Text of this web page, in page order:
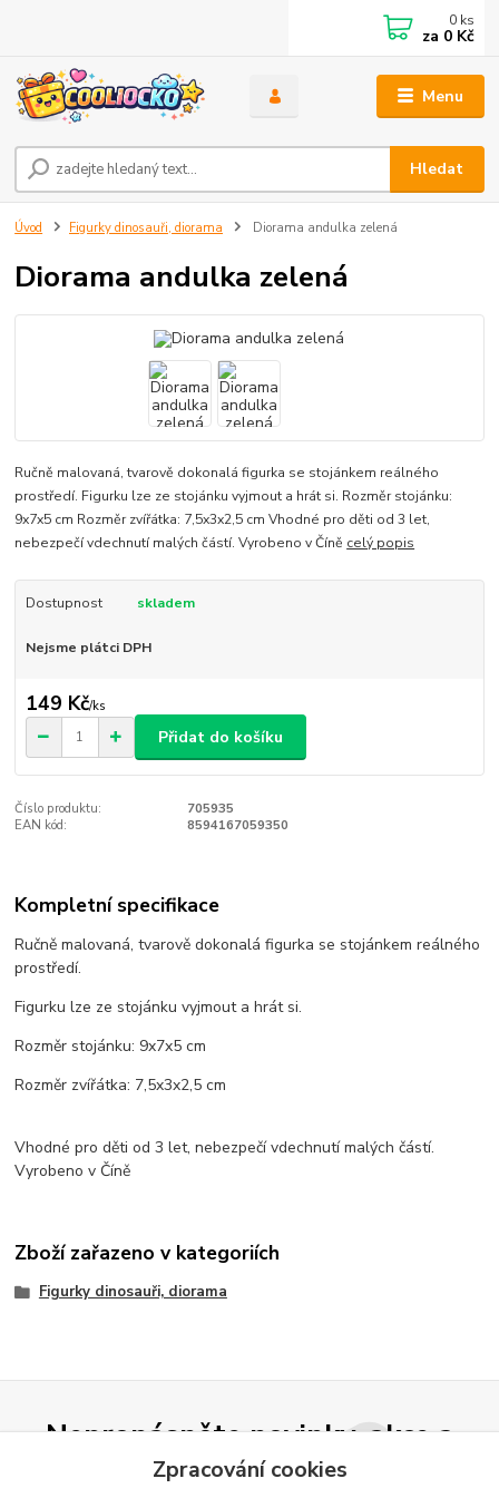
Menu
Hledat
0 ks
za 0 Kč
Úvod Figurky dinosauři, diorama Diorama andulka zelená
Diorama andulka zelená
Ručně malovaná, tvarově dokonalá figurka se stojánkem reálného
prostředí. Figurku lze ze stojánku vyjmout a hrát si. Rozměr stojánku:
9x7x5 cm Rozměr zvířátka: 7,5x3x2,5 cm Vhodné pro děti od 3 let,
nebezpečí vdechnutí malých částí. Vyrobeno v Číně celý popis
Dostupnost skladem
Nejsme plátci DPH
149 Kč/ks
Přidat do košíku
Číslo produktu:
705935
EAN kód:
8594167059350
Kompletní specifikace
Ručně malovaná, tvarově dokonalá figurka se stojánkem reálného
prostředí.
Figurku lze ze stojánku vyjmout a hrát si.
Rozměr stojánku: 9x7x5 cm
Rozměr zvířátka: 7,5x3x2,5 cm
Vhodné pro děti od 3 let, nebezpečí vdechnutí malých částí.
Vyrobeno v Číně
Zboží zařazeno v kategoriích
Figurky dinosauři, diorama
Nepropásněte novinky, akce a
slevy!
Zpracování cookies